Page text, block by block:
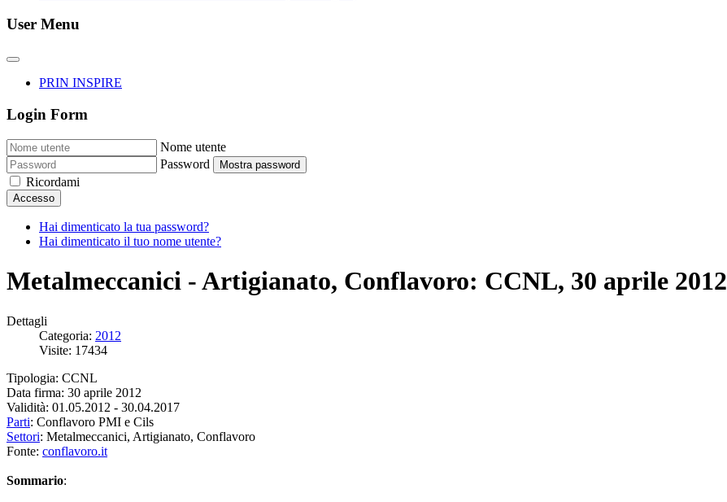
User Menu
PRIN INSPIRE
Login Form
Nome utente
Password
Mostra password
Ricordami
Accesso
Hai dimenticato la tua password?
Hai dimenticato il tuo nome utente?
Metalmeccanici - Artigianato, Conflavoro: CCNL, 30 aprile 2012
Dettagli
Categoria: 2012
Visite: 17434
Tipologia: CCNL
Data firma: 30 aprile 2012
Validità: 01.05.2012 - 30.04.2017
Parti: Conflavoro PMI e Cils
Settori: Metalmeccanici, Artigianato, Conflavoro
Fonte: conflavoro.it
Sommario: